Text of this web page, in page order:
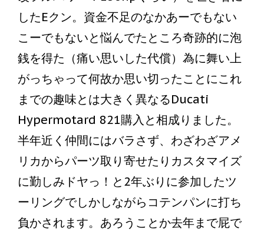
したEクン。資金不足のなかあーでもない
こーでもないと悩んでたところ奇跡的に泡
銭を得た（痛い思いした代償）為に舞い上
がっちゃって何故か思い切ったことにこれ
までの趣味とは大きく異なるDucati
Hypermotard 821購入と相成りました。
半年近く仲間にはバラさず、わざわざアメ
リカからパーツ取り寄せたりカスタマイズ
に勤しみドヤっ！と2年ぶりに参加したツ
ーリングでしかしながらコテンパンに打ち
負かされます。あろうことか去年まで屁で